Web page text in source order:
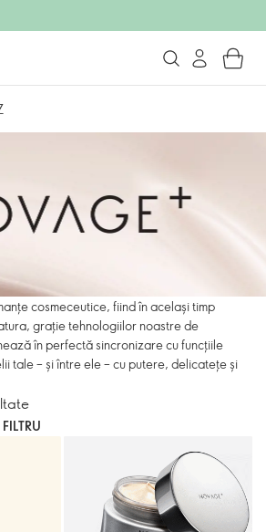
cosmeceutice, fiind în același timp
grație tehnologiilor noastre de
în perfectă sincronizare cu funcțiile
tale – și între ele – cu putere, delicatețe și
FILTRU